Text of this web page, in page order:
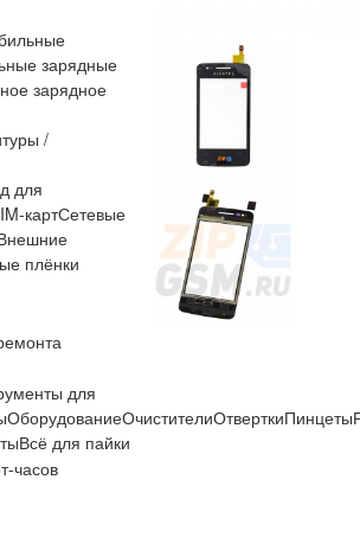
зарядные
зарядное
/
для
картСетевые
плёнки
для
ОборудованиеОчистителиОтверткиПинцеты
Всё для пайки
часов